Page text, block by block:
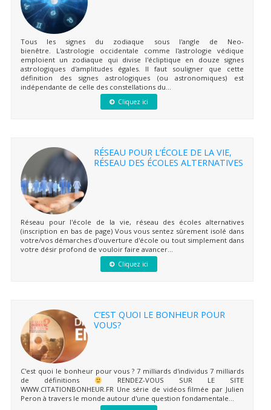
Tous les signes du zodiaque sous l'angle de Neo-
bienêtre. L'astrologie occidentale comme l'astrologie védique
emploient un zodiaque qui divise l'écliptique en douze signes
astrologiques d'amplitudes égales. Il faut souligner que cette
définition des signes astrologiques (ou astronomiques) est
indépendante de celle des constellations du...
Cliquez ici
RÉSEAU POUR L’ÉCOLE DE LA VIE,
RÉSEAU DES ÉCOLES ALTERNATIVES
Réseau pour l'école de la vie, réseau des écoles alternatives
(inscription en bas de page) Vous vous sentez sûrement isolé dans
votre/vos démarches d'ouverture d'école ou tout simplement dans
votre désir profond de vouloir faire avancer...
Cliquez ici
C’EST QUOI LE BONHEUR POUR
VOUS?
C'est quoi le bonheur pour vous ? 7 milliards d'individus 7 milliards
de définitions
RENDEZ-VOUS SUR LE SITE
WWW.CITATIONBONHEUR.FR Une série de vidéos filmée par Julien
Peron à travers le monde autour d'une question fondamentale...